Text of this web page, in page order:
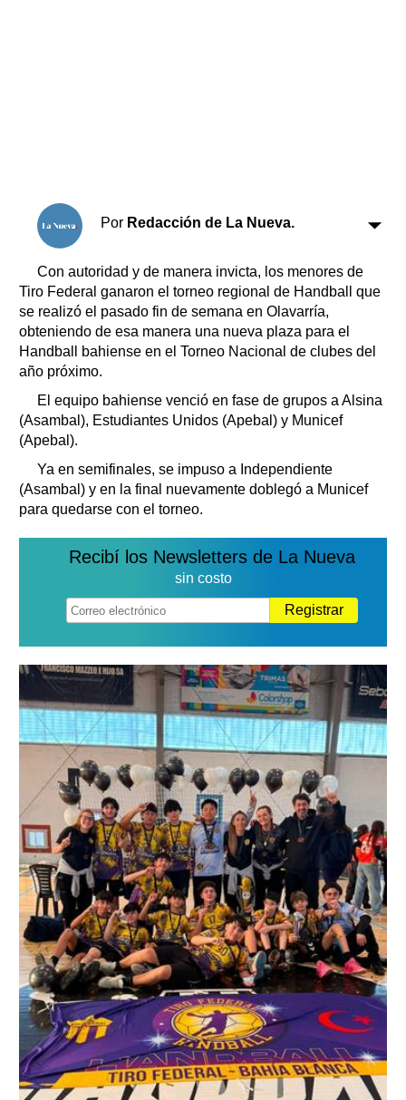
Por Redacción de La Nueva.
Con autoridad y de manera invicta, los menores de
Tiro Federal ganaron el torneo regional de Handball que
se realizó el pasado fin de semana en Olavarría,
obteniendo de esa manera una nueva plaza para el
Handball bahiense en el Torneo Nacional de clubes del
año próximo.
El equipo bahiense venció en fase de grupos a Alsina
(Asambal), Estudiantes Unidos (Apebal) y Municef
(Apebal).
Ya en semifinales, se impuso a Independiente
(Asambal) y en la final nuevamente doblegó a Municef
para quedarse con el torneo.
Recibí los Newsletters de La Nueva
sin costo
Registrar